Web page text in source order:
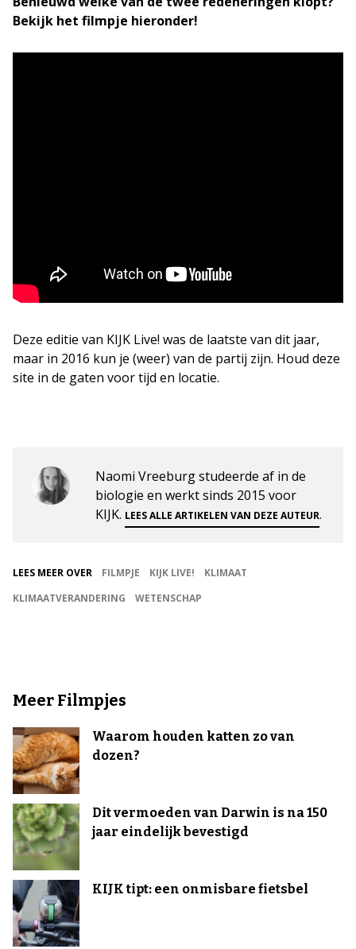
Bekijk het filmpje hieronder!
Deze editie van KIJK Live! was de laatste van dit jaar,
maar in 2016 kun je (weer) van de partij zijn. Houd deze
site in de gaten voor tijd en locatie.
Naomi Vreeburg studeerde af in de
biologie en werkt sinds 2015 voor
KIJK. LEES ALLE ARTIKELEN VAN DEZE AUTEUR.
LEES MEER OVER FILMPJE KIJK LIVE!
KLIMAAT
KLIMAATVERANDERING
WETENSCHAP
Meer Filmpjes
Waarom houden katten zo van
dozen?
Dit vermoeden van Darwin is na 150
jaar eindelijk bevestigd
KIJK tipt: een onmisbare fietsbel